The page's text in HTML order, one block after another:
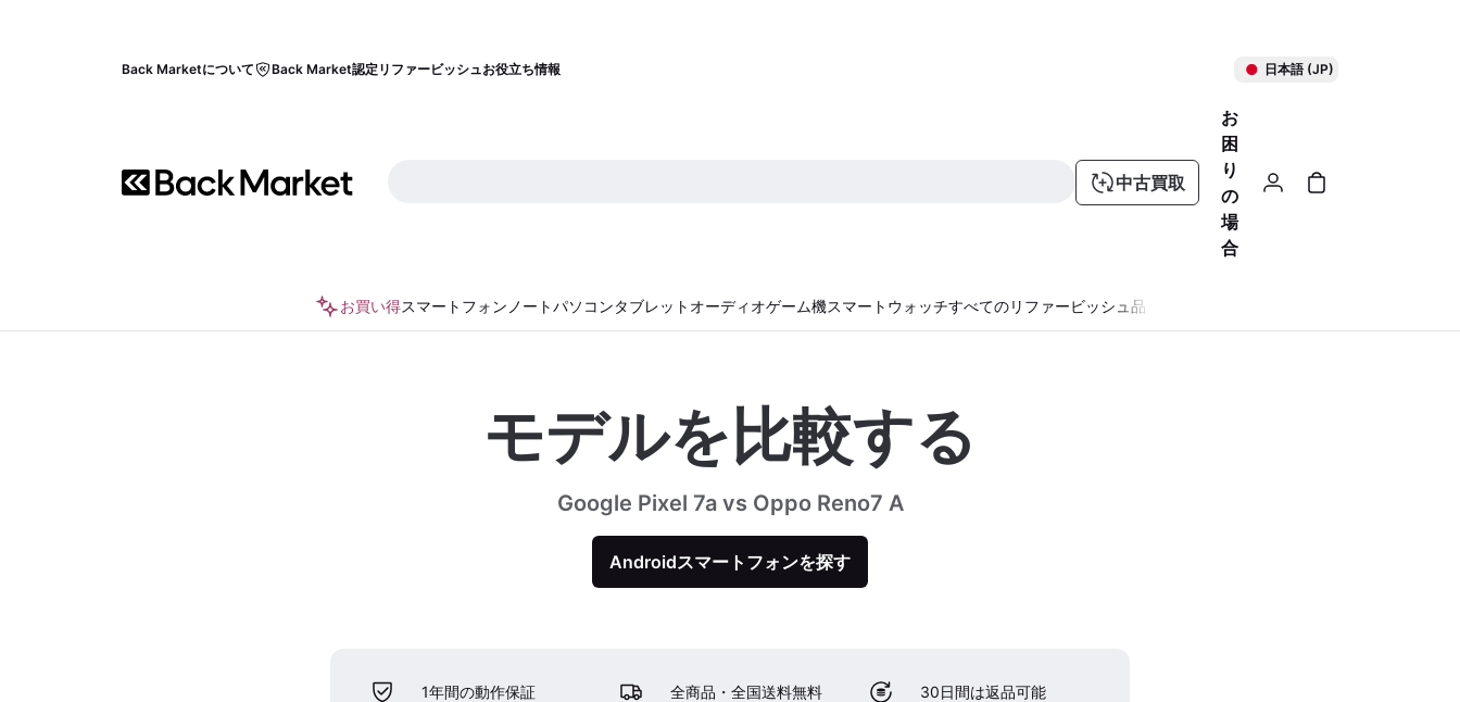
Back Marketについて Back Market認定リファービッシュお役立ち情報 日本語 (JP)
中古買取
お
困
り
の
場
合
お買い得スマートフォン ノートパソコンタブレット オーディオゲーム機スマートウォッチすべてのリファービッシュ品
モデルを比較する
Google Pixel 7a vs Oppo Reno7 A
Androidスマートフォンを探す
1年間の動作保証 全商品・全国送料無料 30日間は返品可能